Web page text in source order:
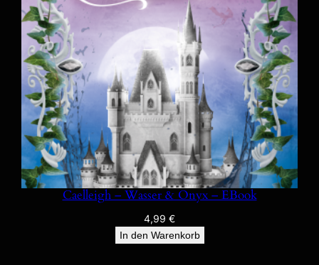
Caelleigh – Wasser & Onyx – EBook
4,99 €
In den Warenkorb